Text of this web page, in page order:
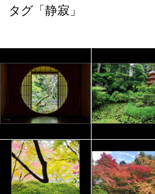
タグ「静寂」